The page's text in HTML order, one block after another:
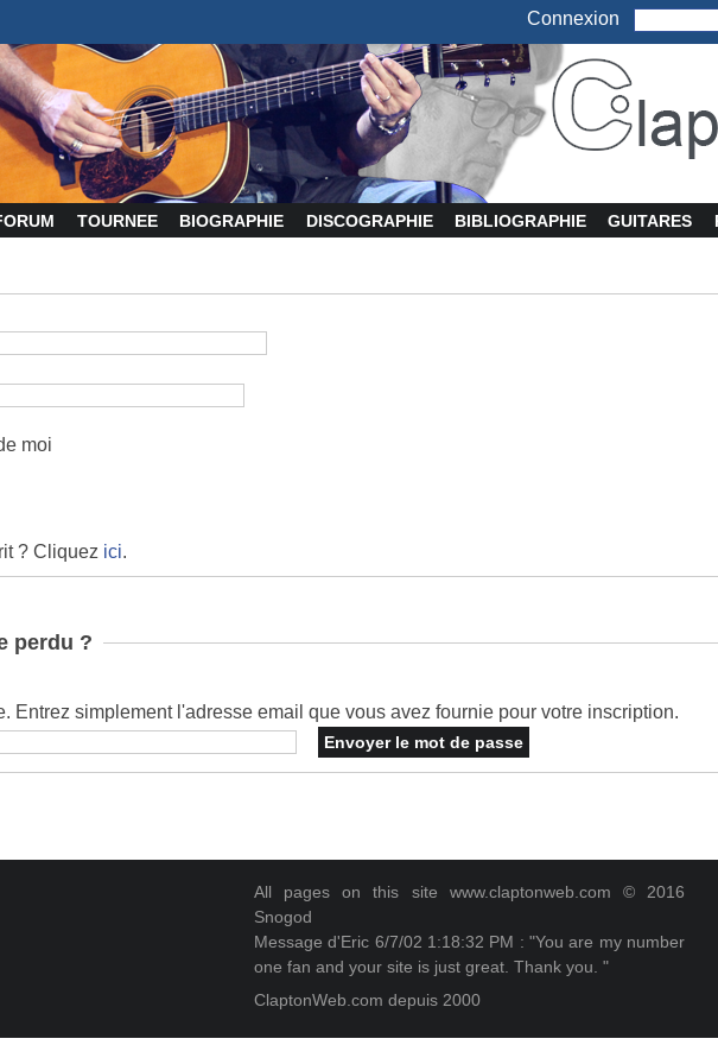
Connexion
TOURNEE BIOGRAPHIE DISCOGRAPHIE BIBLIOGRAPHIE GUITARES
moi
? Cliquez ici.
perdu ?
Entrez simplement l'adresse email que vous avez fournie pour votre inscription.
All pages on this site www.claptonweb.com © 2016
Snogod
Message d'Eric 6/7/02 1:18:32 PM : "You are my number
one fan and your site is just great. Thank you. "
ClaptonWeb.com depuis 2000